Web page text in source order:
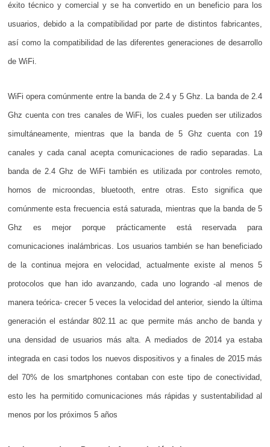
éxito técnico y comercial y se ha convertido en un beneficio para los
usuarios, debido a la compatibilidad por parte de distintos fabricantes,
así como la compatibilidad de las diferentes generaciones de desarrollo
de WiFi.
WiFi opera comúnmente entre la banda de 2.4 y 5 Ghz. La banda de 2.4
Ghz cuenta con tres canales de WiFi, los cuales pueden ser utilizados
simultáneamente, mientras que la banda de 5 Ghz cuenta con 19
canales y cada canal acepta comunicaciones de radio separadas. La
banda de 2.4 Ghz de WiFi también es utilizada por controles remoto,
hornos de microondas, bluetooth, entre otras. Esto significa que
comúnmente esta frecuencia está saturada, mientras que la banda de 5
Ghz es mejor porque prácticamente está reservada para
comunicaciones inalámbricas. Los usuarios también se han beneficiado
de la continua mejora en velocidad, actualmente existe al menos 5
protocolos que han ido avanzando, cada uno logrando -al menos de
manera teórica- crecer 5 veces la velocidad del anterior, siendo la última
generación el estándar 802.11 ac que permite más ancho de banda y
una densidad de usuarios más alta. A mediados de 2014 ya estaba
integrada en casi todos los nuevos dispositivos y a finales de 2015 más
del 70% de los smartphones contaban con este tipo de conectividad,
esto les ha permitido comunicaciones más rápidas y sustentabilidad al
menos por los próximos 5 años